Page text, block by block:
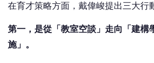
在育才策略方面，戴偉峻提出三大行
第一，是從「教室空談」走向「建構
施」。